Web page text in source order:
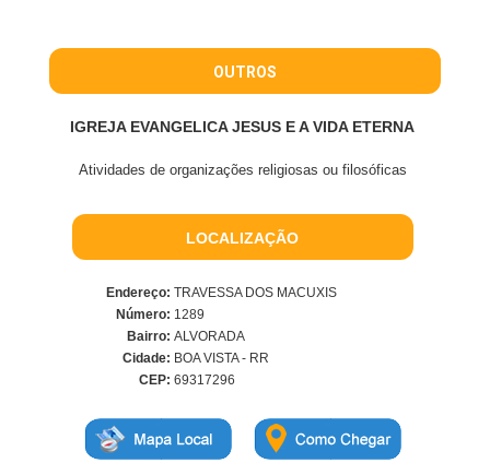
OUTROS
IGREJA EVANGELICA JESUS E A VIDA ETERNA
Atividades de organizações religiosas ou filosóficas
LOCALIZAÇÃO
Endereço: TRAVESSA DOS MACUXIS
Número: 1289
Bairro: ALVORADA
Cidade: BOA VISTA - RR
CEP: 69317296